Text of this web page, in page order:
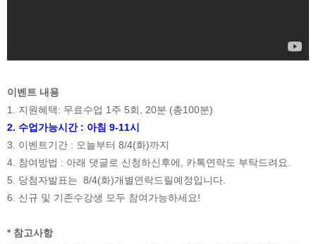
이벤트 내용
1. 지원혜택: 무료수업 1주 5회, 20분 (총100분)
2. 수업가능시간 : 아침 9-11시
3. 이벤트기간 : 오늘부터 8/4(화)까지
4. 참여방법 : 아래 댓글로 신청하신후에, 카톡연락도 부탁드려요.
5. 당첨자발표는 8/4(화)개별연락드릴예정입니다.
6. 신규 및 기존수강생 모두 참여가능하세요!
* 참고사항